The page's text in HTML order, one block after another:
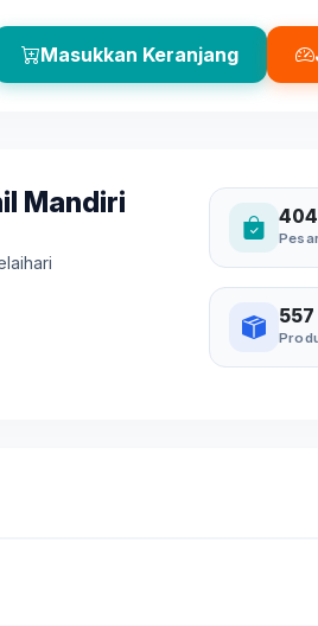
Masukkan Keranjang
Mandiri 404
557